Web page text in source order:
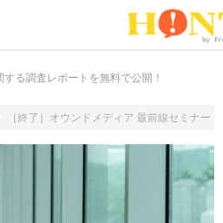
る調査レポートを無料で公開！
［終了］オウンドメディア 最前線セミナー